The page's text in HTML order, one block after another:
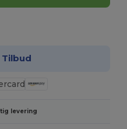
levering